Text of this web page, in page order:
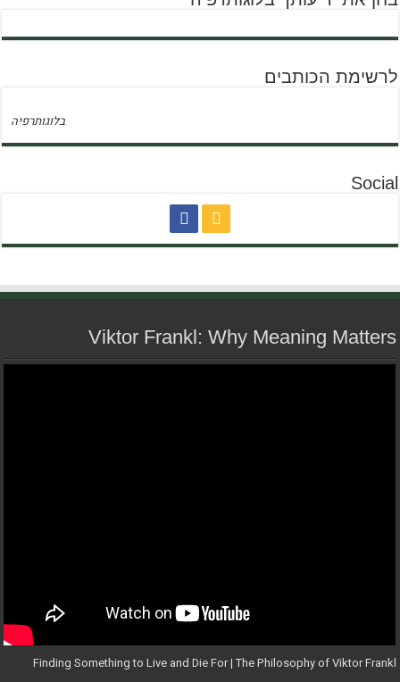
לרשימת הכותבים
בלוגותרפיה
Social
Viktor Frankl: Why Meaning Matters
Finding Something to Live and Die For | The Philosophy of Viktor Frankl